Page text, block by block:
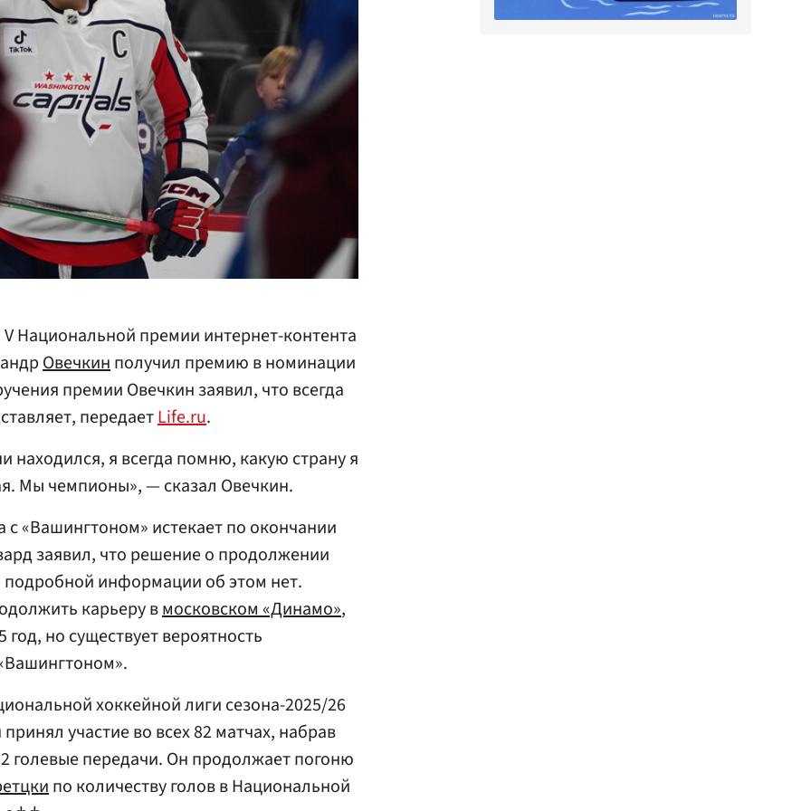
Национальной премии интернет-контента
Овечкинполучил премию в номинации
премии Овечкин заявил, что всегда
передаетLife.ru.
находился, я всегда помню, какую страну я
Мы чемпионы», — сказал Овечкин.
с «Вашингтоном» истекает по окончании
заявил, что решение о продолжении
информации об этом нет.
карьеру вмосковском «Динамо»,
но существует вероятность
хоккейной лиги сезона-2025/26
участие во всех 82 матчах, набрав
голевые передачи. Он продолжает погоню
по количеству голов в Национальной